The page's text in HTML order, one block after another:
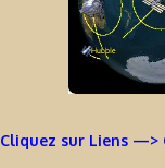
Cliquez sur Liens —>